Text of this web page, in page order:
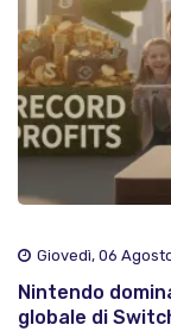
Giovedì, 06
Nintendo
globale di